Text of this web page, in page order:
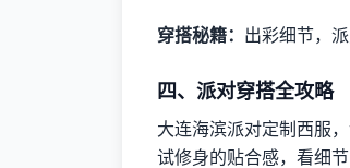
穿搭秘籍： 出彩细节，
四、派对穿搭全攻略
大连海滨派对定制西服
试修身的贴合感，看细